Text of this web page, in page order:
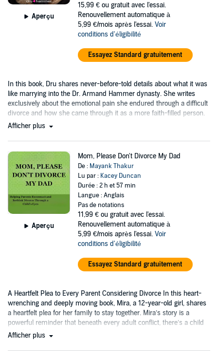
Aperçu
15,99 € ou gratuit avec l'essai.
Renouvellement automatique à
5,99 €/mois après l'essai. Voir
conditions d'éligibilité
Essayez Standard gratuitement
In this book, Dru shares never-before-told details about what it was
like marrying into the Dr. Armand Hammer dynasty. She writes
exclusively about the emotional pain she endured through a difficult
divorce and how she came through it as a more faith-filled person.
Afficher plus
Aperçu
Mom, Please Don't Divorce My Dad
De : Mayank Thakur
Lu par : Kacey Duncan
Durée : 2 h et 57 min
Langue : Anglais
Pas de notations
11,99 € ou gratuit avec l'essai.
Renouvellement automatique à
5,99 €/mois après l'essai. Voir
conditions d'éligibilité
Essayez Standard gratuitement
A Heartfelt Plea to Every Parent Considering Divorce In this heart-
wrenching and deeply moving book, Mira, a 12-year-old girl, shares
a heartfelt plea for her family to stay together. Mira’s story is a
powerful reminder that beneath every adult conflict, there’s a child
quietly breaking.
Afficher plus